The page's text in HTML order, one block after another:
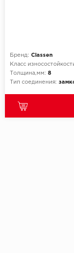
Бренд: Classen
Класс
Толщина,мм: 8
Тип соединения: